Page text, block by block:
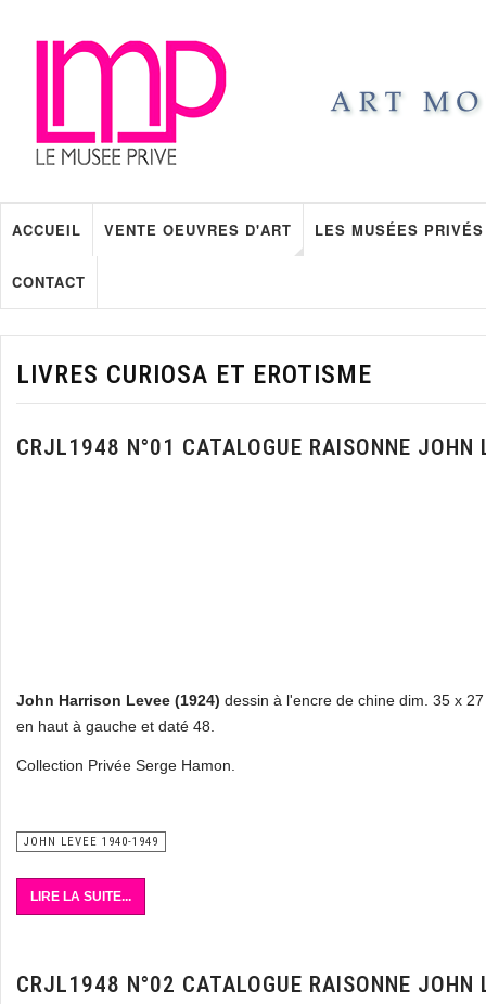
ACCUEIL VENTE OEUVRES D'ART LES MUSÉES PRIVÉS
CONTACT
LIVRES CURIOSA ET EROTISME
CRJL1948 N°01 CATALOGUE RAISONNE JOHN
John Harrison Levee (1924) dessin à l'encre de chine dim. 35 x
en haut à gauche et daté 48.
Collection Privée Serge Hamon.
JOHN LEVEE 1940-1949
LIRE LA SUITE...
CRJL1948 N°02 CATALOGUE RAISONNE JOHN